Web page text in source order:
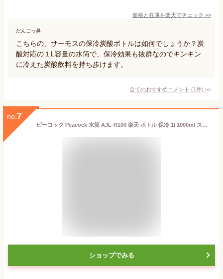
価格と在庫を楽天でチェック >>
だんごっ鼻
こちらの、サーモスの保冷炭酸ボトルは如何でしょうか？炭
酸対応の１L容量の水筒で、保冷効果も抜群なのでキンキン
に冷えた炭酸飲料を持ち歩けます。
全てのおすすめコメント (1件) >
no. 7
ピーコック Peacock 水筒 AJL-R100 楽天 ボトル 保冷 1l 1000ml ステンレスボトル ステンレスマグボトル マイボトル ダイレクトボトル 炭酸対応 直飲み 炭酸 可能 炭酸OK スポーツドリンクOK おしゃれ 洗いやすい 広口 魔法瓶
ショップでみる